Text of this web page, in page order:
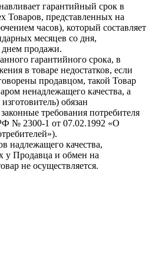
гарантийный срок в
Товаров, представленных на
часов), который составляет
месяцев со дня,
днем продажи.
гарантийного срока, в
в товаре недостатков, если
продавцом, такой Товар
ненадлежащего качества, а
обязан
требования потребителя
№ 2300-1 от 07.02.1992 «О
надлежащего качества,
у Продавца и обмен на
не осуществляется.